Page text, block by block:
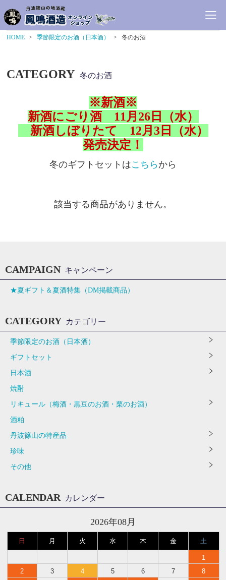
HOME 季節限定のお酒（日本酒） 冬のお酒
CATEGORY 冬のお酒
※新酒※
新酒にごり酒 11月26日（水）
新酒しぼりたて 12月3日（水）
発売決定！
冬のギフトセットはこちらから
該当する商品がありません。
CAMPAIGN キャンペーン
★夏ギフト＆夏酒特集（DM掲載商品）
CATEGORY カテゴリー
季節限定のお酒（日本酒）
ギフトセット
日本酒
焼酎
リキュール（梅酒・黒豆のお酒・栗のお酒）
酒粕
丹波篠山の特産品
珍味
その他
CALENDAR カレンダー
2026年08月
日 月 火 水 木 金 土
1
2
3 4 5 6 7
8